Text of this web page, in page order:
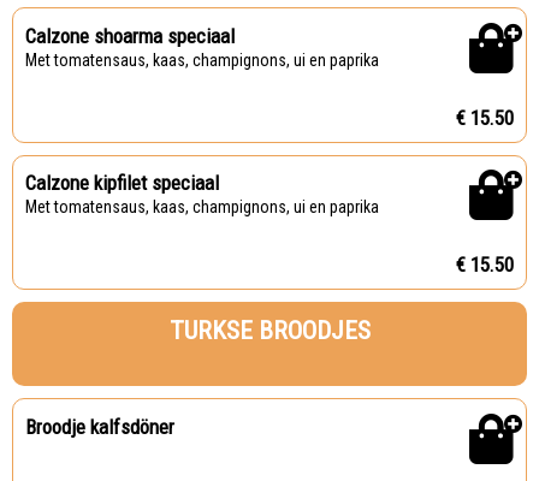
Calzone shoarma speciaal
Met tomatensaus, kaas, champignons, ui en paprika
€ 15.50
Calzone kipfilet speciaal
Met tomatensaus, kaas, champignons, ui en paprika
€ 15.50
TURKSE BROODJES
Broodje kalfsdöner